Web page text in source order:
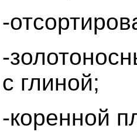
-
-
с глиной;
-коренной